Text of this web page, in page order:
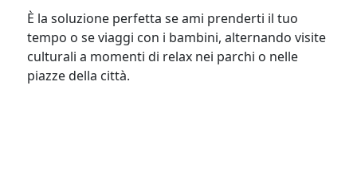
È la soluzione perfetta se ami prenderti il tuo
tempo o se viaggi con i bambini, alternando visite
culturali a momenti di relax nei parchi o nelle
piazze della città.